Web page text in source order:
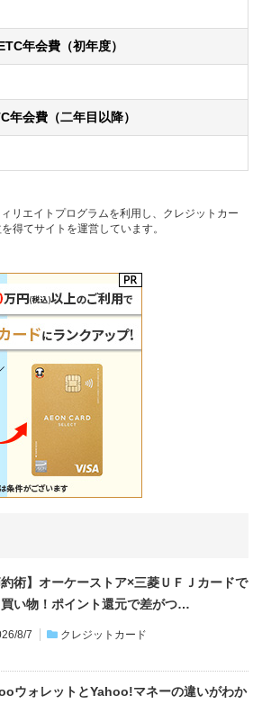
年会費（初年度）
年会費（二年目以降）
リエイトプログラムを利用し、クレジットカー
得てサイトを運営しています。
約術】オーケーストア×三菱ＵＦＪカードで
い物！ポイント還元で差がつ…
8/7 クレジットカード
ウォレットとYahoo!マネーの違いがわか